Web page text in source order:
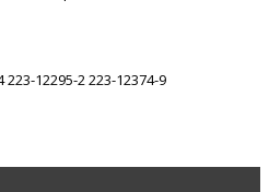
223-12295-2 223-12374-9